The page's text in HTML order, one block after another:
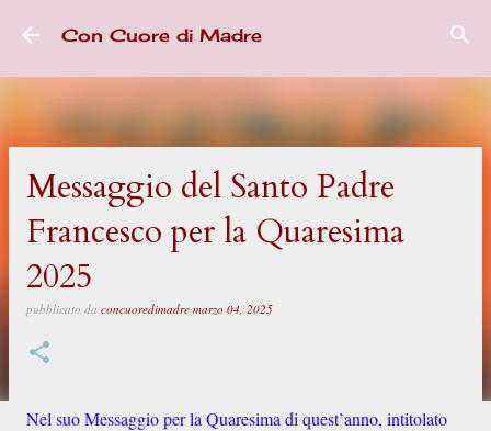
Passa ai contenuti principali
Con Cuore di Madre
Messaggio del Santo Padre
Francesco per la Quaresima
2025
pubblicato da concuoredimadre marzo 04, 2025
Nel suo Messaggio per la Quaresima di quest’anno, intitolato